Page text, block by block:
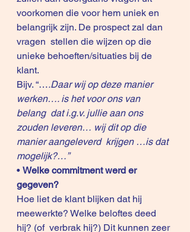
voorkomen die voor hem uniek en
belangrijk zijn. De prospect zal dan
vragen  stellen die wijzen op die
unieke behoeften/situaties bij de
klant.
Bijv. “….Daar wij op deze manier
werken…. is het voor ons van
belang  dat i.g.v. jullie aan ons
zouden leveren… wij dit op die
manier aangeleverd  krijgen …is dat
mogelijk?…”
• Welke commitment werd er
gegeven?
Hoe liet de klant blijken dat hij
meewerkte? Welke beloftes deed
hij? (of  verbrak hij?) Dit kunnen zeer